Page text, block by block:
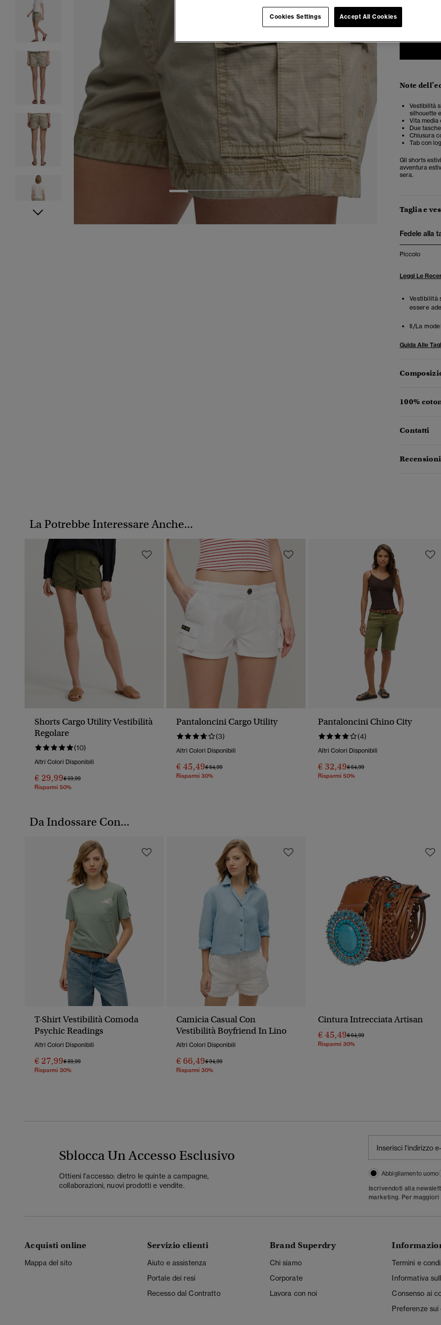
2 5 6
Note
Vestibilità
silhouette
Vita media
Due
Chiusura
Tab con
Gli shorts
avventura
sera.
Taglia e
Fedele alla
Piccolo
Leggi Le
Vestibilità
essere
Il/La
Guida Alle
100%
Contatti
La Potrebbe Interessare Anche...
Shorts Cargo Utility Vestibilità
Regolare
(10)
Altri Colori Disponibili
€ 29,99Prezzo Ridotto Da
€ 59,99A
Risparmi 50%
Pantaloncini Cargo Utility
(3)
Altri Colori Disponibili
€ 45,49Prezzo Ridotto Da
€ 64,99A
Risparmi 30%
Pantaloncini Chino City
(4)
Altri Colori Disponibili
€ 32,49Prezzo Ridotto Da
€ 64,99A
Risparmi 50%
Da Indossare Con...
T-Shirt Vestibilità Comoda
Psychic Readings
Altri Colori Disponibili
€ 27,99Prezzo Ridotto Da
€ 39,99A
Risparmi 30%
Camicia Casual Con
Vestibilità Boyfriend In Lino
Altri Colori Disponibili
€ 66,49Prezzo Ridotto Da
€ 94,99A
Risparmi 30%
Cintura Intrecciata Artisan
€ 45,49Prezzo Ridotto Da
€ 64,99A
Risparmi 30%
Sblocca Un Accesso Esclusivo
Ottieni l'accesso: dietro le quinte a campagne,
collaborazioni, nuovi prodotti e vendite.
Abbigliamento uomo
Iscrivendoti alla
marketing. Per
Acquisti online
Mappa del sito
Servizio clienti
Aiuto e assistenza
Portale dei resi
Recesso dal Contratto
Brand Superdry
Chi siamo
Corporate
Lavora con noi
Termini e
Informativa
Consenso ai
Preferenze
Cookies Settings Accept All Cookies